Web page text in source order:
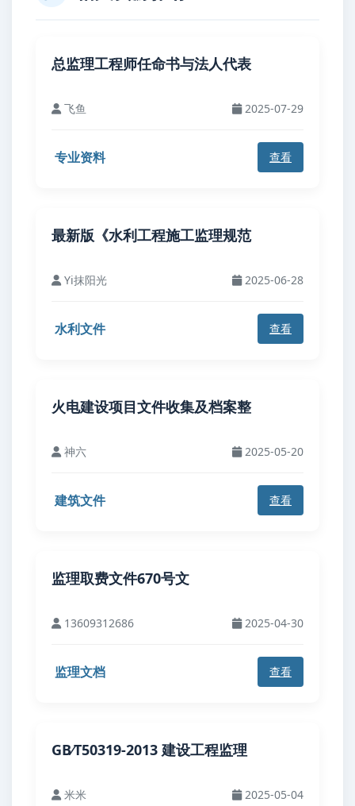
总监理工程师任命书与法人代表
飞鱼 2025-07-29
专业资料 查看
最新版《水利工程施工监理规范
Yi抹阳光 2025-06-28
水利文件 查看
火电建设项目文件收集及档案整
神六 2025-05-20
建筑文件 查看
监理取费文件670号文
13609312686 2025-04-30
监理文档 查看
GB∕T50319-2013 建设工程监理
米米 2025-05-04